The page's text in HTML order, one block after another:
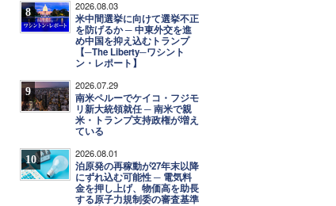
8 2026.08.03
米中間選挙に向けて選挙不正
を防げるか ─ 中東外交を進
め中国を抑え込むトランプ
【─The Liberty─ワシント
ン・レポート】
9 2026.07.29
南米ペルーでケイコ・フジモ
リ新大統領就任 ─ 南米で親
米・トランプ支持政権が増え
ている
10 2026.08.01
泊原発の再稼動が27年末以降
にずれ込む可能性 ─ 電気料
金を押し上げ、物価高を助長
する原子力規制委の審査基準